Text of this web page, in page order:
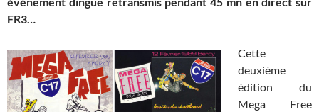
FR3…
Cette
deuxième
édition du
Mega Free